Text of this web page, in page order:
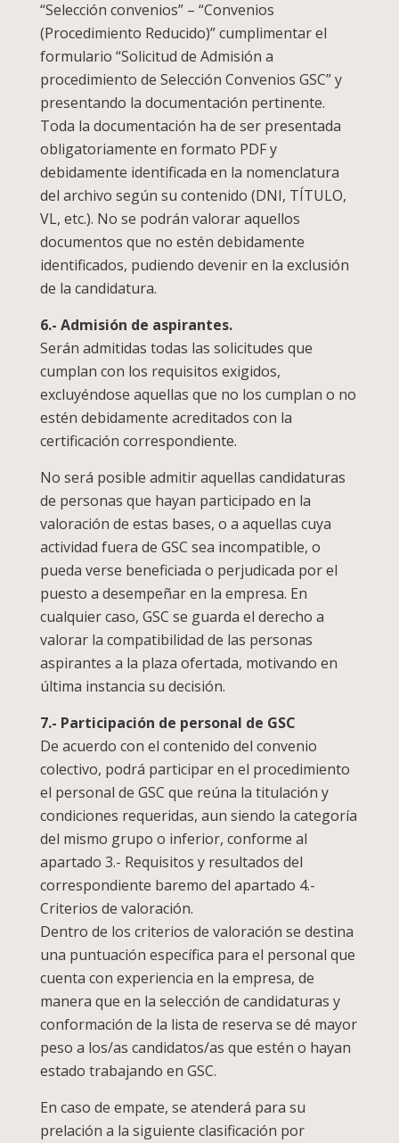
“Selección convenios” – “Convenios
(Procedimiento Reducido)” cumplimentar el
formulario “Solicitud de Admisión a
procedimiento de Selección Convenios GSC” y
presentando la documentación pertinente.
Toda la documentación ha de ser presentada
obligatoriamente en formato PDF y
debidamente identificada en la nomenclatura
del archivo según su contenido (DNI, TÍTULO,
VL, etc.). No se podrán valorar aquellos
documentos que no estén debidamente
identificados, pudiendo devenir en la exclusión
de la candidatura.
6.- Admisión de aspirantes.
Serán admitidas todas las solicitudes que
cumplan con los requisitos exigidos,
excluyéndose aquellas que no los cumplan o no
estén debidamente acreditados con la
certificación correspondiente.
No será posible admitir aquellas candidaturas
de personas que hayan participado en la
valoración de estas bases, o a aquellas cuya
actividad fuera de GSC sea incompatible, o
pueda verse beneficiada o perjudicada por el
puesto a desempeñar en la empresa. En
cualquier caso, GSC se guarda el derecho a
valorar la compatibilidad de las personas
aspirantes a la plaza ofertada, motivando en
última instancia su decisión.
7.- Participación de personal de GSC
De acuerdo con el contenido del convenio
colectivo, podrá participar en el procedimiento
el personal de GSC que reúna la titulación y
condiciones requeridas, aun siendo la categoría
del mismo grupo o inferior, conforme al
apartado 3.- Requisitos y resultados del
correspondiente baremo del apartado 4.-
Criterios de valoración.
Dentro de los criterios de valoración se destina
una puntuación específica para el personal que
cuenta con experiencia en la empresa, de
manera que en la selección de candidaturas y
conformación de la lista de reserva se dé mayor
peso a los/as candidatos/as que estén o hayan
estado trabajando en GSC.
En caso de empate, se atenderá para su
prelación a la siguiente clasificación por